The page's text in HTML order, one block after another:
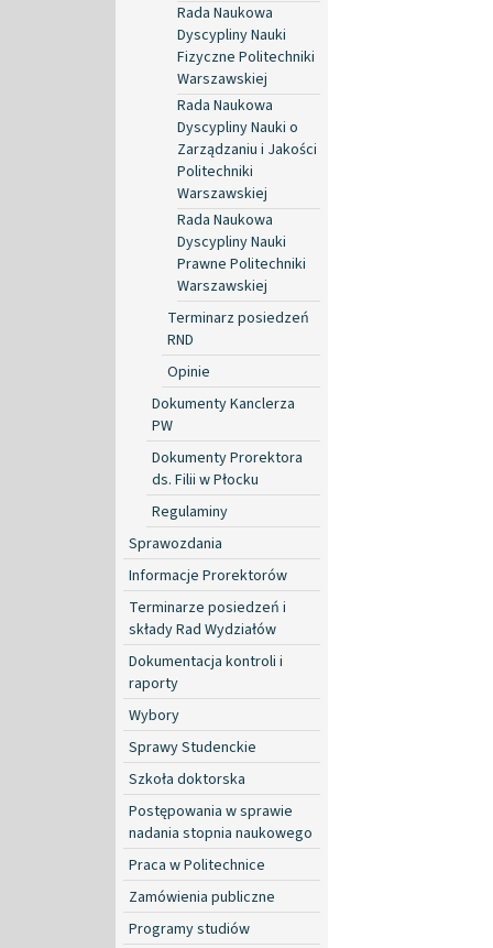
Rada Naukowa
Dyscypliny Nauki
Fizyczne Politechniki
Warszawskiej
Rada Naukowa
Dyscypliny Nauki o
Zarządzaniu i Jakości
Politechniki
Warszawskiej
Rada Naukowa
Dyscypliny Nauki
Prawne Politechniki
Warszawskiej
Terminarz posiedzeń
RND
Opinie
Dokumenty Kanclerza
PW
Dokumenty Prorektora
ds. Filii w Płocku
Regulaminy
Sprawozdania
Informacje Prorektorów
Terminarze posiedzeń i
składy Rad Wydziałów
Dokumentacja kontroli i
raporty
Wybory
Sprawy Studenckie
Szkoła doktorska
Postępowania w sprawie
nadania stopnia naukowego
Praca w Politechnice
Zamówienia publiczne
Programy studiów